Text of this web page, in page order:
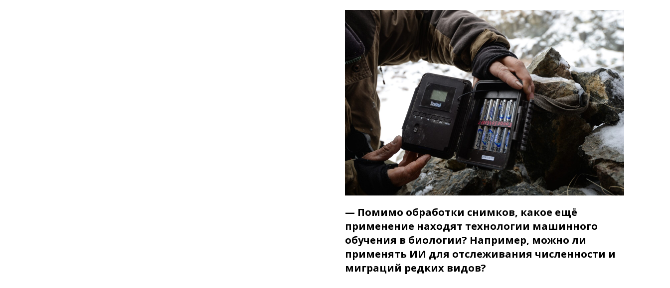
— Помимо обработки снимков, какое ещё
применение находят технологии машинного
обучения в биологии? Например, можно ли
применять ИИ для отслеживания численности и
миграций редких видов?